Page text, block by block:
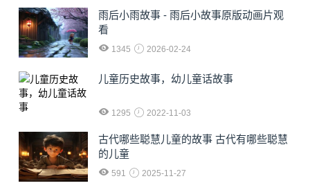
雨后小雨故事 - 雨后小故事原版动画片观
看
1345 2026-02-24
儿童历史故事，幼儿童话故事
1295 2022-11-03
古代哪些聪慧儿童的故事 古代有哪些聪慧
的儿童
591 2025-11-27